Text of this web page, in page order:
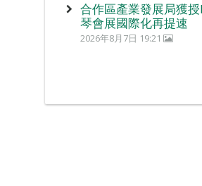
合作區產業發展局獲
琴會展國際化再提速
2026年8月7日 19:21